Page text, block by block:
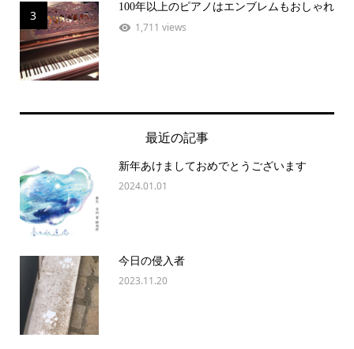
3
100年以上のピアノはエンブレムもおしゃれ
1,711 views
最近の記事
新年あけましておめでとうございます
2024.01.01
今日の侵入者
2023.11.20